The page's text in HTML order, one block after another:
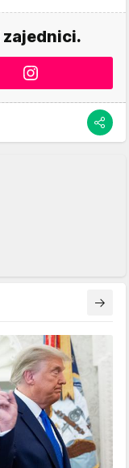
zajednici.